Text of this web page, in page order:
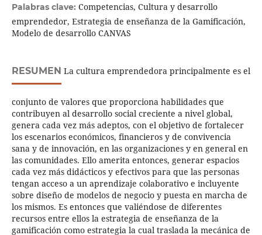
Palabras clave: Competencias, Cultura y desarrollo
emprendedor, Estrategia de enseñanza de la Gamificación,
Modelo de desarrollo CANVAS
RESUMEN La cultura emprendedora principalmente es el
conjunto de valores que proporciona habilidades que
contribuyen al desarrollo social creciente a nivel global,
genera cada vez más adeptos, con el objetivo de fortalecer
los escenarios económicos, financieros y de convivencia
sana y de innovación, en las organizaciones y en general en
las comunidades. Ello amerita entonces, generar espacios
cada vez más didácticos y efectivos para que las personas
tengan acceso a un aprendizaje colaborativo e incluyente
sobre diseño de modelos de negocio y puesta en marcha de
los mismos. Es entonces que valiéndose de diferentes
recursos entre ellos la estrategia de enseñanza de la
gamificación como estrategia la cual traslada la mecánica de